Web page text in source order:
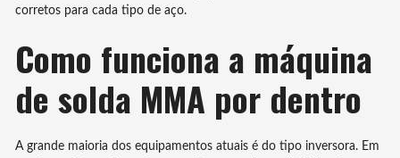
corretos para cada tipo de aço.
Como funciona a máquina
de solda MMA por dentro
A grande maioria dos equipamentos atuais é do tipo inversora. Em